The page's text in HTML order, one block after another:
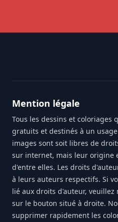
Mention légale
Tous les dessins et coloriages
gratuits et destinés à un
images sont soit libres de
sur internet, mais leur origine
d'entre elles. Les droits
à leurs auteurs respectifs. Si
lié aux droits d'auteur,
sur le bouton situé à droite.
supprimer rapidement les